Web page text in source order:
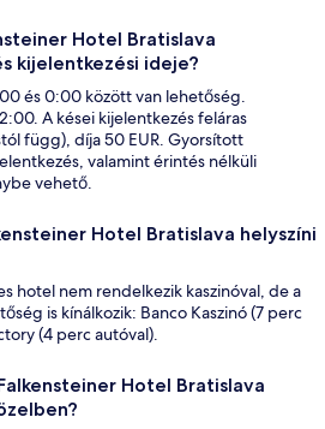
Hotel Bratislava
kijelentkezési ideje?
és 0:00 között van lehetőség.
A kései kijelentkezés feláras
függ), díja 50 EUR. Gyorsított
valamint érintés nélküli
vehető.
Hotel Bratislava helyszíni
hotel nem rendelkezik kaszinóval, de a
is kínálkozik: Banco Kaszinó (7 perc
(4 perc autóval).
Hotel Bratislava